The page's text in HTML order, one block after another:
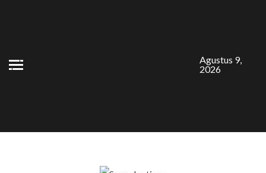
Agustus 9,
2026